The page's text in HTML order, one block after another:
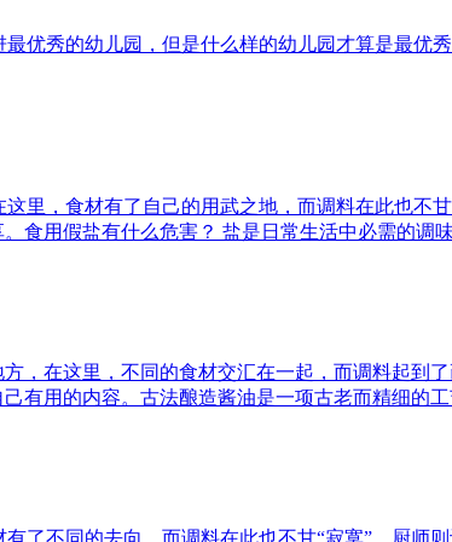
优秀的幼儿园，但是什么样的幼儿园才算是最优
里，食材有了自己的用武之地，而调料在此也不
食用假盐有什么危害？ 盐是日常生活中必需的调
，在这里，不同的食材交汇在一起，而调料起到
有用的内容。古法酿造酱油是一项古老而精细的
了不同的去向，而调料在此也不甘“寂寞”，厨师